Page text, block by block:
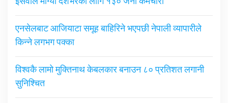
एनसेलबाट आजियाटा समूह बाहिरिने भएपछी नेपाली व्यापारीले
किन्ने लगभग पक्का
विश्वकै लामो मुक्तिनाथ केबलकार बनाउन ८० प्रतिशत लगानी
सुनिश्चित